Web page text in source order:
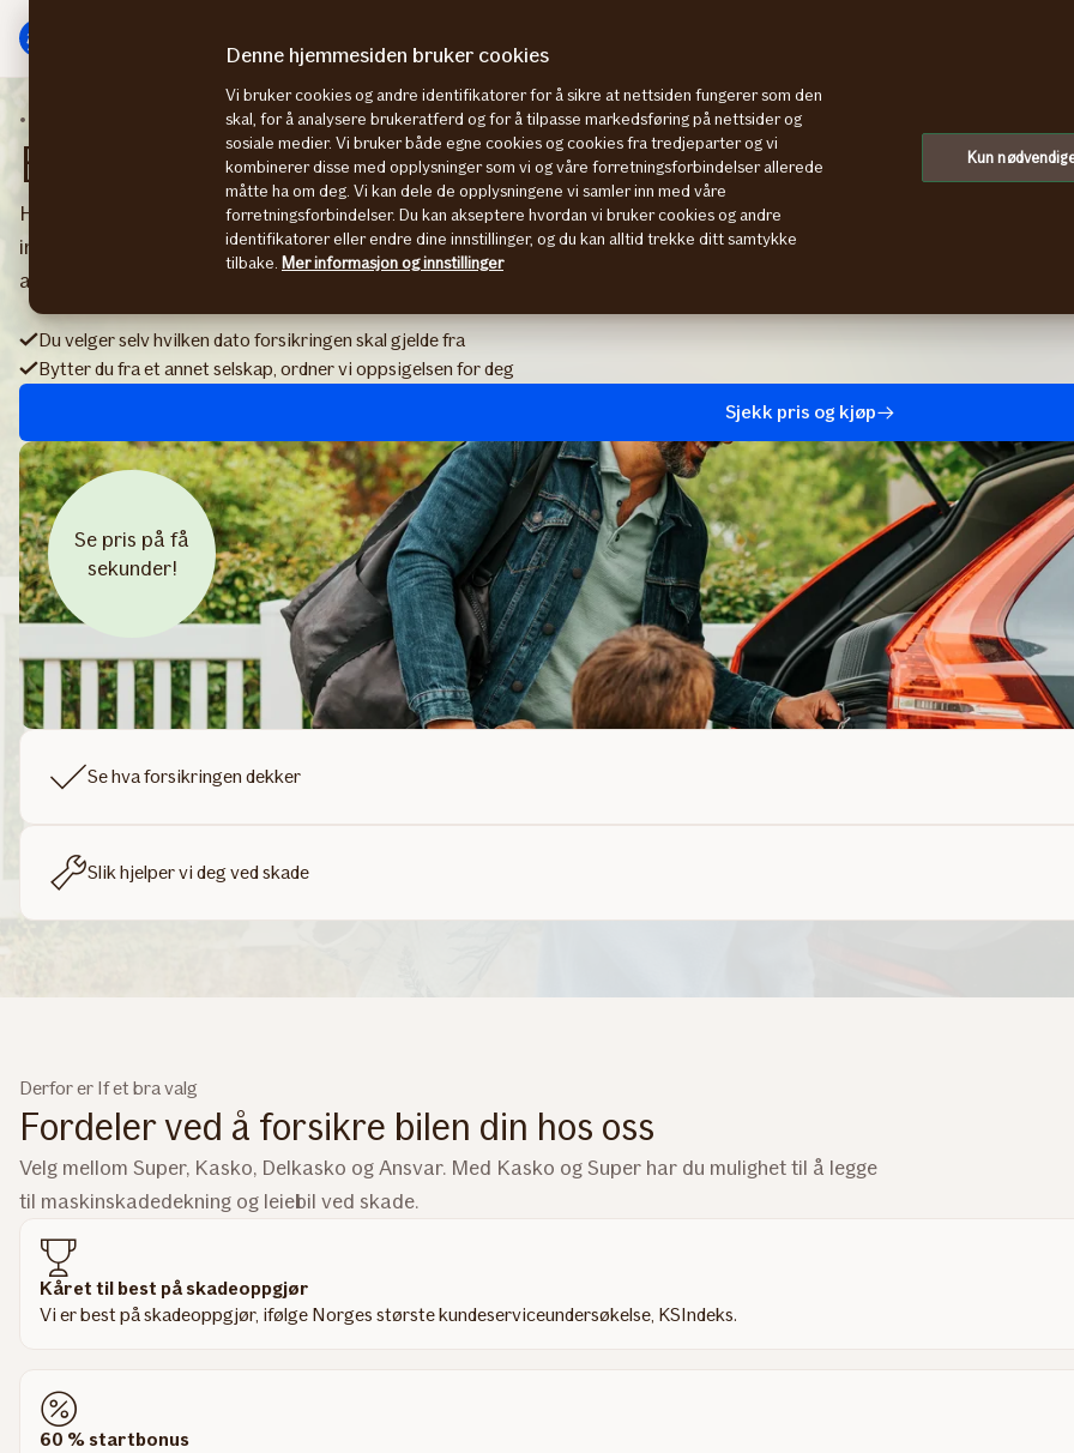
innhold
Bilforsikring
Bilforsikring
Hos oss får du Norges beste skadeoppgjør og markedets beste leiebilordning med
inntil 90 dager. Med bilforsikring hos oss får du dessuten opptil 20 % rabatt på nesten
alle forsikringene dine.
Du velger selv hvilken dato forsikringen skal gjelde fra
Bytter du fra et annet selskap, ordner vi oppsigelsen for deg
Sjekk pris og kjøp
Se pris på få
sekunder!
Se hva forsikringen dekker
Slik hjelper vi deg ved skade
Derfor er If et bra valg
Fordeler ved å forsikre bilen din hos oss
Velg mellom Super, Kasko, Delkasko og Ansvar. Med Kasko og Super har du mulighet til å legge
til maskinskadedekning og leiebil ved skade.
Kåret til best på skadeoppgjør
Vi er best på skadeoppgjør, ifølge Norges største kundeserviceundersøkelse, KSIndeks.
60 % startbonus
Denne hjemmesiden bruker cookies
Vi bruker cookies og andre identifikatorer for å sikre at nettsiden fungerer som den
skal, for å analysere brukeratferd og for å tilpasse markedsføring på nettsider og
sosiale medier. Vi bruker både egne cookies og cookies fra tredjeparter og vi
kombinerer disse med opplysninger som vi og våre forretningsforbindelser allerede
måtte ha om deg. Vi kan dele de opplysningene vi samler inn med våre
forretningsforbindelser. Du kan akseptere hvordan vi bruker cookies og andre
identifikatorer eller endre dine innstillinger, og du kan alltid trekke ditt samtykke
tilbake. Mer informasjon og innstillinger
Kun